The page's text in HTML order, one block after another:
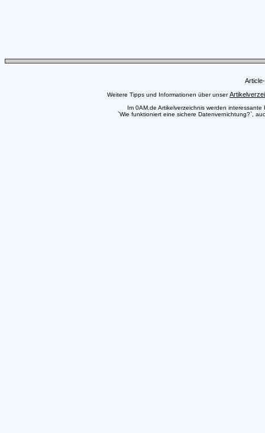
Weitere Tipps und Informationen über unser
Im 0AM.de Artikelverzeichnis werden
`Wie funktioniert eine sichere Datenvernichtung?`,